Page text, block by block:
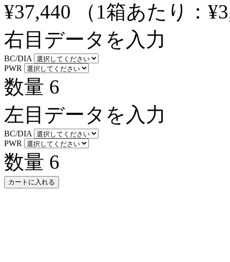
¥37,440
（1箱あたり：
右目データを入力
BC/DIA
PWR
数量 6
左目データを入力
BC/DIA
PWR
数量 6
カートに入れる